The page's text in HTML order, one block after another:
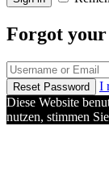
Forgot your
Reset Password
I
Diese Website
nutzen, stimmen